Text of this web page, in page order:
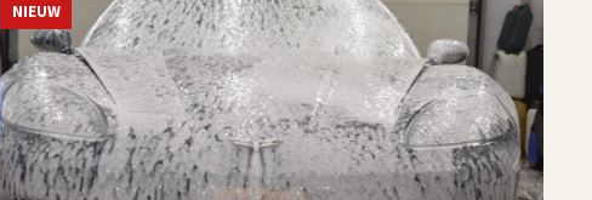
NIEUW